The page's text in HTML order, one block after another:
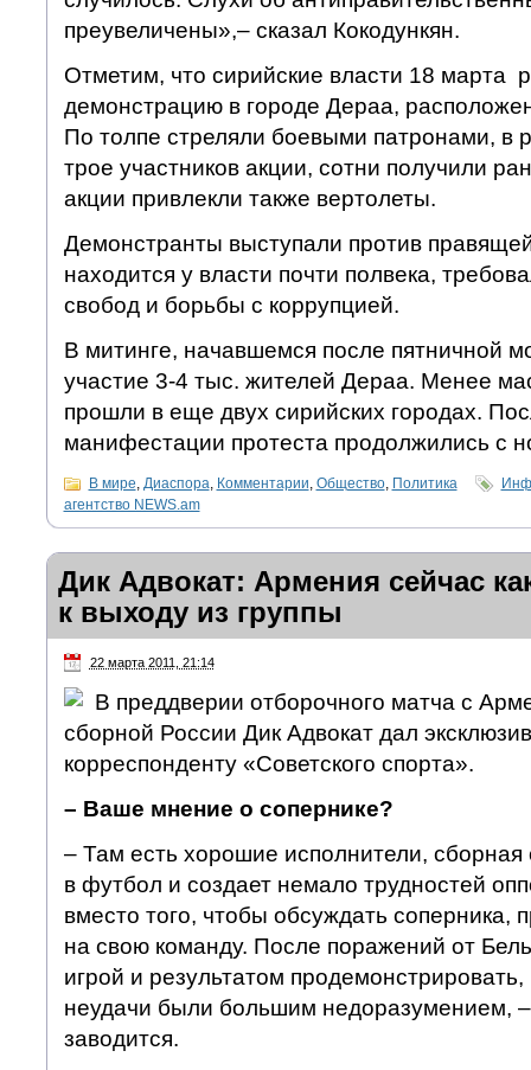
преувеличены»,– сказал Кокодункян.
Отметим, что сирийские власти 18 марта
демонстрацию в городе Дераа,
По толпе стреляли боевыми патронами, в
трое участников акции, сотни получили
акции привлекли также вертолеты.
Демонстранты выступали против
находится у власти почти полвека,
свобод и борьбы с коррупцией.
В митинге, начавшемся после пятничной
участие 3-4 тыс. жителей Дераа. Менее
прошли в еще двух сирийских городах.
манифестации протеста продолжились с
В мире Диаспора Комментарии Общество, Политика
агентство NEWS.am
Дик Адвокат: Армения сейчас
к выходу из группы
22 марта 2011, 21:14
В преддверии отборочного матча с
сборной России Дик Адвокат дал
корреспонденту «Советского спорта».
– Ваше мнение о сопернике?
– Там есть хорошие исполнители, сборная
в футбол и создает немало трудностей
вместо того, чтобы обсуждать соперника,
на свою команду. После поражений от
игрой и результатом
неудачи были большим недоразумением,
заводится.